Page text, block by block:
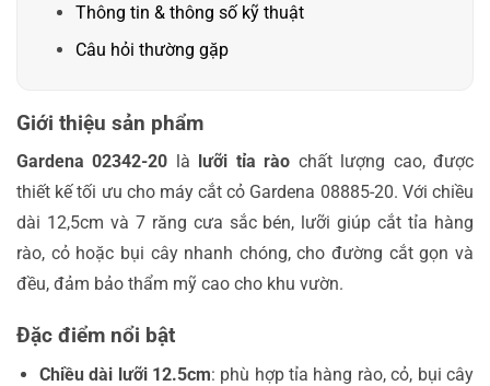
Thông tin & thông số kỹ thuật
Câu hỏi thường gặp
Giới thiệu sản phẩm
Gardena 02342-20 là lưỡi tỉa rào chất lượng cao, được
thiết kế tối ưu cho máy cắt cỏ Gardena 08885-20. Với chiều
dài 12,5cm và 7 răng cưa sắc bén, lưỡi giúp cắt tỉa hàng
rào, cỏ hoặc bụi cây nhanh chóng, cho đường cắt gọn và
đều, đảm bảo thẩm mỹ cao cho khu vườn.
Đặc điểm nổi bật
Chiều dài lưỡi 12.5cm: phù hợp tỉa hàng rào, cỏ, bụi cây